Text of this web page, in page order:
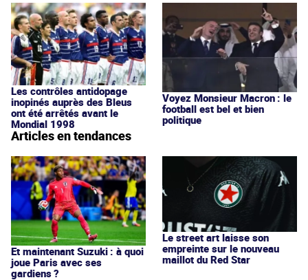
Les contrôles antidopage
inopinés auprès des Bleus
ont été arrêtés avant le
Mondial 1998
Voyez Monsieur Macron : le
football est bel et bien
politique
Articles en tendances
Et maintenant Suzuki : à quoi
joue Paris avec ses
gardiens ?
Le street art laisse son
empreinte sur le nouveau
maillot du Red Star